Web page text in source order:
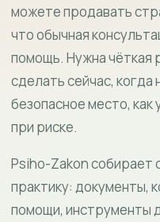
можете продавать
что обычная
помощь. Нужна чёткая
сделать сейчас, когда
безопасное место, как
при риске.
Psiho-Zakon собирает
практику: документы,
помощи, инструменты